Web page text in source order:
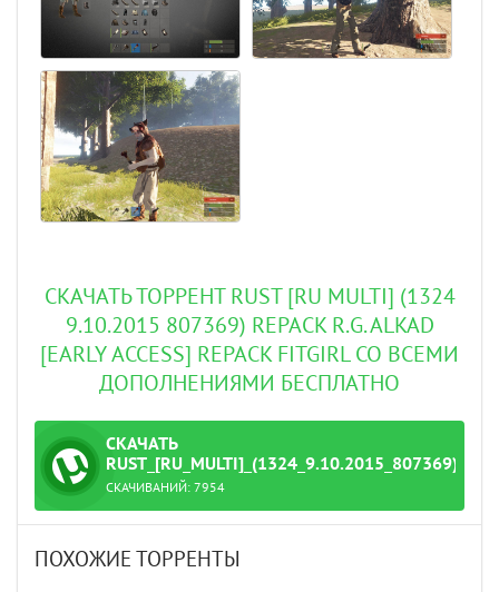
СКАЧАТЬ ТОРРЕНТ RUST [RU MULTI] (1324
9.10.2015 807369) REPACK R.G. ALKAD
[EARLY ACCESS] REPACK FITGIRL СО ВСЕМИ
ДОПОЛНЕНИЯМИ БЕСПЛАТНО
СКАЧАТЬ
ТОРРЕНТ
СКАЧИВАНИЙ: 7954
ПОХОЖИЕ ТОРРЕНТЫ